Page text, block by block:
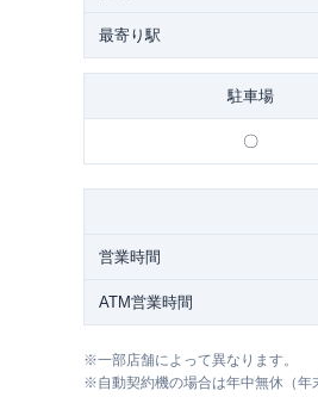
最寄り駅
駐車場
〇
営業時間
ATM営業時間
※一部店舗によって異なります。
※自動契約機の場合は年中無休（年